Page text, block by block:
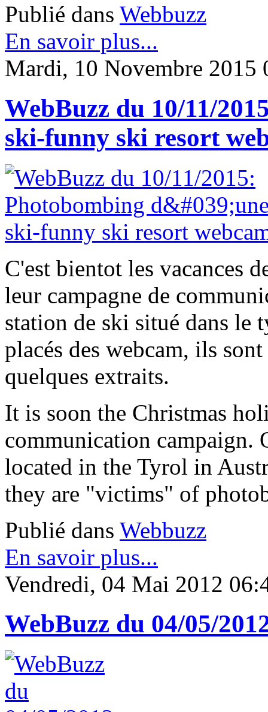
Publié dans Webbuzz
En savoir plus...
Mardi, 10 Novembre 2015
WebBuzz du 10/11/
ski-funny ski resort
C'est bientot les vacances
leur campagne de
station de ski situé dans le
placés des webcam, ils
quelques extraits.
It is soon the Christmas
communication campaign.
located in the Tyrol in
they are "victims" of
Publié dans Webbuzz
En savoir plus...
Vendredi, 04 Mai 2012
WebBuzz du 04/05/